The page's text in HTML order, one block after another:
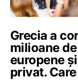
Grecia a
milioane
europene
privat.